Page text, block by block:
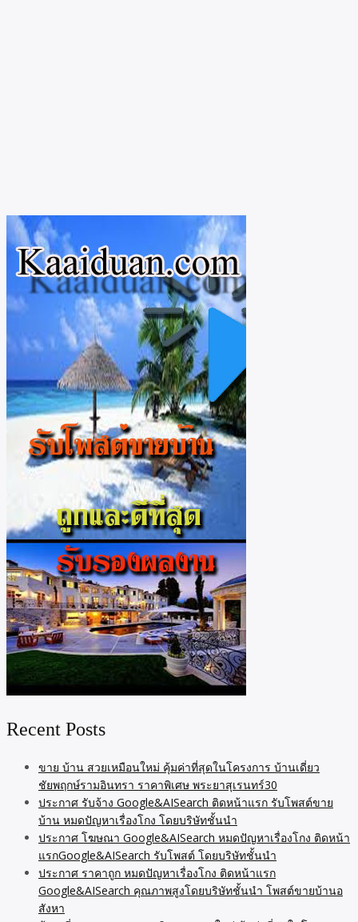
Recent Posts
ขาย บ้าน สวยเหมือนใหม่ คุ้มค่าที่สุดในโครงการ บ้านเดี่ยว
ชัยพฤกษ์รามอินทรา ราคาพิเศษ พระยาสุเรนทร์30
ประกาศ รับจ้าง Google&AISearch ติดหน้าแรก รับโพสต์ขาย
บ้าน หมดปัญหาเรื่องโกง โดยบริษัทชั้นนำ
ประกาศ โฆษณา Google&AISearch หมดปัญหาเรื่องโกง ติดหน้า
แรกGoogle&AISearch รับโพสต์ โดยบริษัทชั้นนำ
ประกาศ ราคาถูก หมดปัญหาเรื่องโกง ติดหน้าแรก
Google&AISearch คุณภาพสูงโดยบริษัทชั้นนำ โพสต์ขายบ้านอ
สังหา